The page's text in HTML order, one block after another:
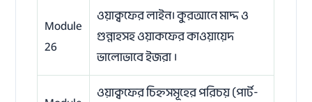
Module
26
ওয়াক্বফের লাইন। কুরআনে মাদ্দ ও
গুন্নাহসহ ওয়াকফের কাওয়ায়েদ
ভালোভাবে ইজরা ।
ওয়াক্বফের চিহ্নসমূহের পরিচয় (পার্ট-